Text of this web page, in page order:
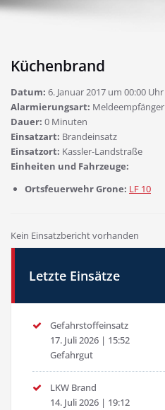
Küchenbrand
Datum: 6. Januar 2017 um 00:00 Uhr
Alarmierungsart: Meldeempfänger
Dauer: 0 Minuten
Einsatzart: Brandeinsatz
Einsatzort: Kassler-Landstraße
Einheiten und Fahrzeuge:
Ortsfeuerwehr Grone: LF 10
Kein Einsatzbericht vorhanden
Letzte Einsätze
Gefahrstoffeinsatz
17. Juli 2026 | 15:52
Gefahrgut
LKW Brand
14. Juli 2026 | 19:12